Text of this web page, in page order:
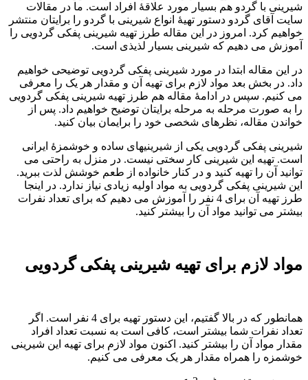
شیرینی با گردو هم بسیار مورد علاقۀ افراد است. ما در مقالات
سایت آقای گردو دستور تهیۀ انواع شیرینی با گردو را برایتان منتشر
خواهیم کرد. امروز در این مقاله طرز تهیه شیرینی پفکی گردویی را
آموزش می دهیم که شیرینی بسیار لذیذی است.
در این مقاله ابتدا در مورد شیرینی پفکی گردویی توضیحی خواهیم
داد. در بخش بعد مواد لازم برای تهیه آن و مقدار هر یک را معرفی
می کنیم. سپس در ادامۀ مقاله هم طرز تهیه شیرینی پفکی گردویی
را به صورت مرحله به مرحله برایتان توضیح خواهیم داد. پس از
خواندن مقاله، نظرهای شخصی خود را برایمان بیان کنید.
شیرینی پفکی گردویی یکی از شیرینیهای ساده و خوشمزۀ ایرانی
است. تهیه این شیرینی کار سختی نیست. در منزل به راحتی می
توانید آن را تهیه کنید و در کنار خانواده از طعم خوشش لذت ببرید.
این شیرینی پفکی گردویی به مواد اولیه زیادی نیاز ندارد. در اینجا
طرز تهیه آن برای 4 نفر را آموزش می دهیم که برای تعداد نفرات
بیشتر می توانید مواد آن را بیشتر کنید.
مواد لازم برای تهیه شیرینی پفکی گردویی
همانطور که در بالا گفتیم، این دستور تهیه برای 4 نفر است. اگر
تعداد نفرات شما بیشتر است، کافی است به نسبت تعداد افراد
مقدار مواد آن را بیشتر کنید. اکنون مواد لازم برای تهیه این شیرینی
خوشمزه را همراه مقدار هر یک معرفی می کنیم.